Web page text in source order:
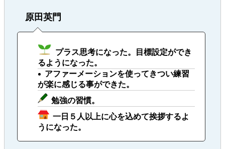
原田英門
プラス思考になった。目標設定ができ
るようになった。
アファーメーションを使ってきつい練習
が楽に感じる事ができた。
勉強の習慣。
一日５人以上に心を込めて挨拶するよ
うになった。